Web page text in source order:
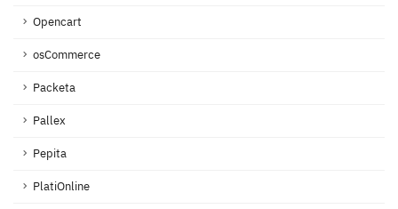
Opencart
osCommerce
Packeta
Pallex
Pepita
PlatiOnline